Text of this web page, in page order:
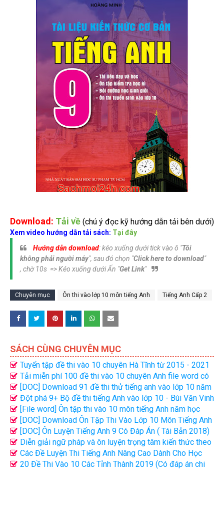
Download: Tải về (chú ý đọc kỹ hướng dẫn tải bên dưới)
Xem video hướng dẫn tải sách: Tại đây
Hướng dẫn download: kéo xuống dưới tick vào ô "Tôi
không phải người máy", sau đó chọn "Click here to download"
, chờ 10s => Kéo xuống dưới Ấn "Get Link"
Chuyên mục Ôn thi vào lớp 10 môn tiếng Anh Tiếng Anh Cấp 2
SÁCH CÙNG CHUYÊN MỤC
Tuyển tập đề thi vào 10 chuyên Hà Tĩnh từ 2015 - 2021
Tiếng Anh (Word + key)
Tải miễn phí 100 đề thi vào 10 chuyên Anh file word có
đáp án[DOC] Download 91 đề thi thử tiếng anh vào lớp 10 năm
2020 - 2021
Đột phá 9+ Bộ đề thi tiếng Anh vào lớp 10 - Bùi Văn Vinh
(File word)
[File word] Ôn tập thi vào 10 môn tiếng Anh năm học
2020 - 2021 Nguyễn Thị Chi
[DOC] Download Ôn Tập Thi Vào Lớp 10 Môn Tiếng Anh
2019 - Nguyễn Thị Chi
[DOC] Ôn Luyện Tiếng Anh 9 Có Đáp Án ( Tái Bản 2018)
- Mai Lan Hương
Diễn giải ngữ pháp và ôn luyện trọng tâm kiến thức theo
chuyên đề môn tiếng Anh 9
Các Đề Luyện Thi Tiếng Anh Nâng Cao Dành Cho Học
Sinh Lớp 9
20 Đề Thi Vào 10 Các Tỉnh Thành 2019 (Có đáp án chi